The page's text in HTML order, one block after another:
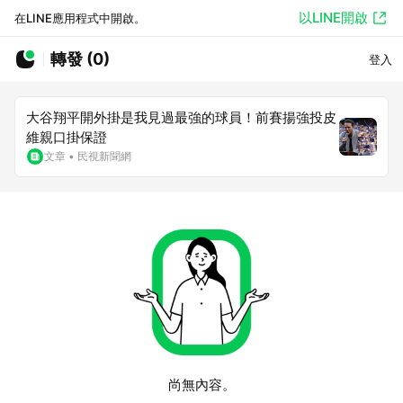
在LINE應用程式中開啟。 以LINE開啟
轉發 (0) 登入
大谷翔平開外掛是我見過最強的球員！前賽揚強投皮
維親口掛保證
文章 • 民視新聞網
尚無內容。